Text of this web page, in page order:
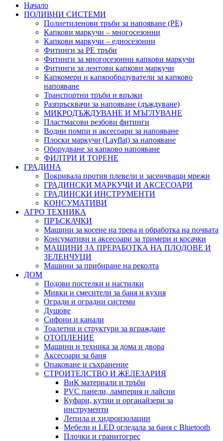
Начало
ПОЛИВНИ СИСТЕМИ
Полиетиленови тръби за напояване (PE)
Капкови маркучи – многосезонни
Капкови маркучи – едносезонни
Фитинги за PE тръби
Фитинги за многосезонни капкови маркучи
Фитинги за лентови капкови маркучи
Капкомери и капкообразуватели за капково
напояване
Транспортни тръби и връзки
Разпръсквачи за напояване (дъждуване)
МИКРОДЪЖДУВАНЕ И МЪГЛУВАНЕ
Пластмасови резбови фитинги
Водни помпи и аксесоари за напояване
Плоски маркучи (Layflat) за напояване
Оборудване за капково напояване
ФИЛТРИ И ТОРЕНЕ
ГРАДИНА
Покривала против плевели и засенчващи мрежи
ГРАДИНСКИ МАРКУЧИ И АКСЕСОАРИ
ГРАДИНСКИ ИНСТРУМЕНТИ
КОНСУМАТИВИ
АГРО ТЕХНИКА
ПРЪСКАЧКИ
Машини за косене на трева и обработка на почвата
Консумативи и аксесоари за тримери и косачки
МАШИНИ ЗА ПРЕРАБОТКА НА ПЛОДОВЕ И
ЗЕЛЕНЧУЦИ
Машини за прибиране на реколта
ДОМ
Подови постелки и настилки
Мивки и смесители за баня и кухня
Огради и оградни системи
Душове
Сифони и канали
Тоалетни и структури за вграждане
ОТОПЛЕНИЕ
Машини и техника за дома и двора
Аксесоари за баня
Опаковане и съхранение
СТРОИТЕЛСТВО И ЖЕЛЕЗАРИЯ
ВиК материали и тръби
PVC панели, ламперия и лайсни
Куфари, кутии и органайзери за
инструменти
Лепила и хидроизолации
Мебели и LED огледала за баня с Bluetooth
Плочки и гранитогрес